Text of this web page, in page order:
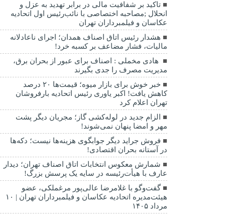
تاکید بر شفافیت مالی در برابر تهدید به عزل و
انحلال ;مصاحبه اختصاصی با نائب‌رئیس اول اتحادیه
عکاسان و فیلمبرداران تهران
هشدار رئیس اتاق اصناف همدان؛ اجرای ناعادلانه
مالیات، فشار مضاعف بر کسبه خرد!
هادی مخملی : اصناف برای عبور از بحران برق،
مدیریت مصرف را جدی بگیرند
خبر خوش برای بازار میوه؛ قیمت‌ها ۲۰ درصد
کاهش یافت! اکبر یاوری رئیس اتحادیه بارفروشان
تهران اعلام کرد
الزام جدید در لوله‌کشی گاز؛ مجریان دیگر پشت
مهر و امضا پنهان نمی‌شوند!
فروش جراید دیگر جوابگوی هزینه‌ها نیست؛ دکه‌ها
در آستانه بحران اقتصادی!
شمارش معکوس انتخابات اتاق اصناف تهران؛ دیدار
عارف با هیأت‌رئیسه در سایه یک پرسش بزرگ!
گفت‌وگو با غلامرضا عالی‌پور مرغملکی، عضو
هیئت‌مدیره اتحادیه عکاسان و فیلمبرداران تهران | ۱۰
مرداد ۱۴۰۵